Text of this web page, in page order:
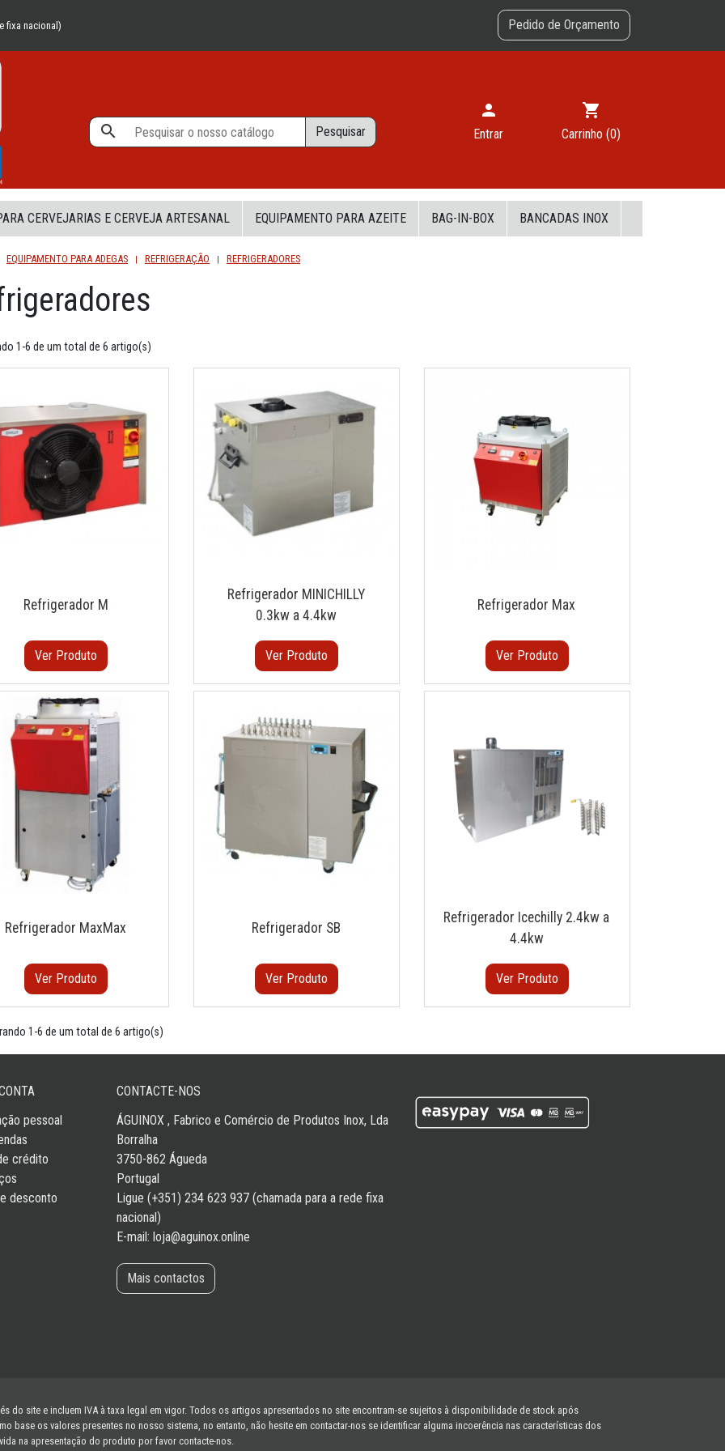
fixa nacional) Pedido de Orçamento
 Pesquisar
person
Entrar
shopping_cart
Carrinho (0)
CERVEJARIAS E CERVEJA ARTESANAL EQUIPAMENTO PARA AZEITE BAG-IN-BOX BANCADAS INOX
EQUIPAMENTO PARA ADEGAS REFRIGERAÇÃO REFRIGERADORES
1-6 de um total de 6 artigo(s)
Refrigerador M
Ver Produto
Refrigerador MINICHILLY
0.3kw a 4.4kw
Ver Produto
Refrigerador Max
Ver Produto
Refrigerador MaxMax
Ver Produto
Refrigerador SB
Ver Produto
Refrigerador Icechilly 2.4kw a
4.4kw
Ver Produto
1-6 de um total de 6 artigo(s)
pessoal
crédito
desconto
CONTACTE-NOS
ÁGUINOX , Fabrico e Comércio de Produtos Inox, Lda
Borralha
3750-862 Águeda
Portugal
Ligue (+351) 234 623 937 (chamada para a rede fixa
nacional)
E-mail: loja@aguinox.online
Mais contactos
do site e incluem IVA à taxa legal em vigor. Todos os artigos apresentados no site encontram-se sujeitos à disponibilidade de stock após
base os valores presentes no nosso sistema, no entanto, não hesite em contactar-nos se identificar alguma incoerência nas características dos
na apresentação do produto por favor contacte-nos.